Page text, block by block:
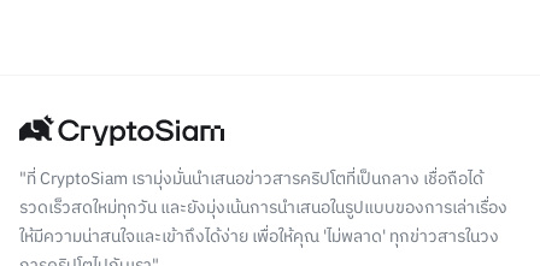
"ที่ CryptoSiam เรามุ่งมั่นนำเสนอข่าวสารคริปโตที่เป็นกลาง เชื่อถือได้
รวดเร็วสดใหม่ทุกวัน และยังมุ่งเน้นการนำเสนอในรูปแบบของการเล่าเรื่อง
ให้มีความน่าสนใจและเข้าถึงได้ง่าย เพื่อให้คุณ 'ไม่พลาด' ทุกข่าวสารในวง